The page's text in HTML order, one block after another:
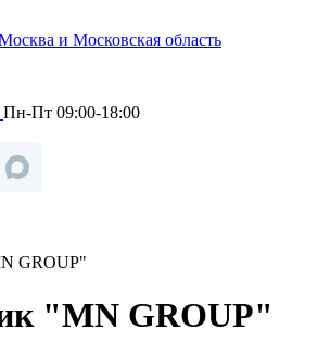
и Московская область
Пн-Пт 09:00-18:00
GROUP"
"MN GROUP"